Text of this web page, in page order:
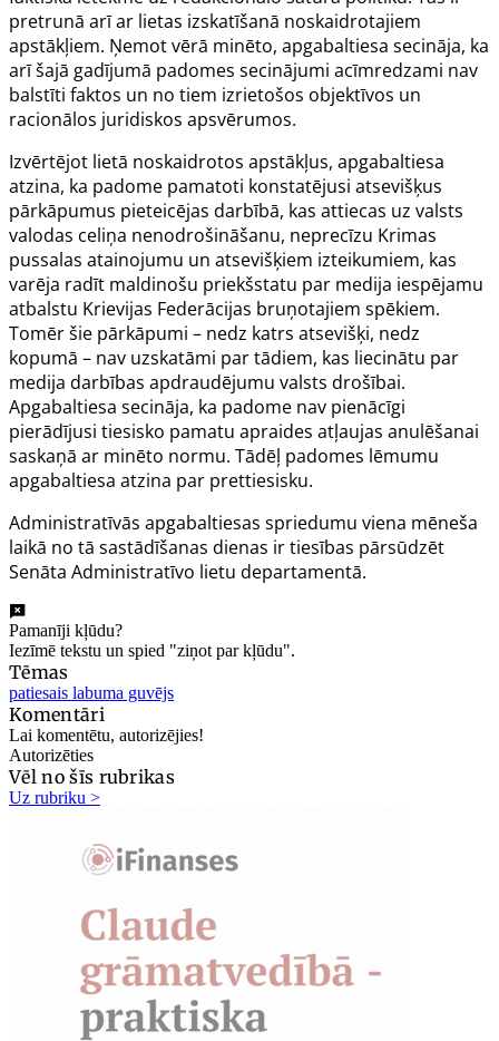
pretrunā arī ar lietas izskatīšanā noskaidrotajiem
apstākļiem. Ņemot vērā minēto, apgabaltiesa secināja, ka
arī šajā gadījumā padomes secinājumi acīmredzami nav
balstīti faktos un no tiem izrietošos objektīvos un
racionālos juridiskos apsvērumos.
Izvērtējot lietā noskaidrotos apstākļus, apgabaltiesa
atzina, ka padome pamatoti konstatējusi atsevišķus
pārkāpumus pieteicējas darbībā, kas attiecas uz valsts
valodas celiņa nenodrošināšanu, neprecīzu Krimas
pussalas atainojumu un atsevišķiem izteikumiem, kas
varēja radīt maldinošu priekšstatu par medija iespējamu
atbalstu Krievijas Federācijas bruņotajiem spēkiem.
Tomēr šie pārkāpumi – nedz katrs atsevišķi, nedz
kopumā – nav uzskatāmi par tādiem, kas liecinātu par
medija darbības apdraudējumu valsts drošībai.
Apgabaltiesa secināja, ka padome nav pienācīgi
pierādījusi tiesisko pamatu apraides atļaujas anulēšanai
saskaņā ar minēto normu. Tādēļ padomes lēmumu
apgabaltiesa atzina par prettiesisku.
Administratīvās apgabaltiesas spriedumu viena mēneša
laikā no tā sastādīšanas dienas ir tiesības pārsūdzēt
Senāta Administratīvo lietu departamentā.
Pamanīji kļūdu?
Iezīmē tekstu un spied "ziņot par kļūdu".
Tēmas
patiesais labuma guvējs
Komentāri
Lai komentētu, autorizējies!
Autorizēties
Vēl no šīs rubrikas
Uz rubriku >